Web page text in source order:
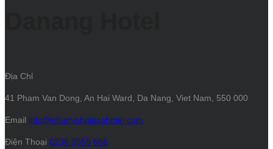
Địa Chỉ
41 Pham Van Dong, An Hai Ward, Da Nang, Viet Nam, 550 000
Email info@nhuminhplazahotel.com
Điện Thoại 0236 3555 666